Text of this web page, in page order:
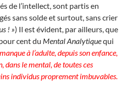
de l’intellect, sont partis en
sans solde et surtout, sans crier
! ») Il est évident, par ailleurs, que
cent du Mental Analytiquequi
à l’adulte, depuis son enfance,
dans le mental, de toutes ces
individus proprement imbuvables.